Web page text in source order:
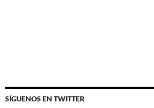
SÍGUENOS EN TWITTER